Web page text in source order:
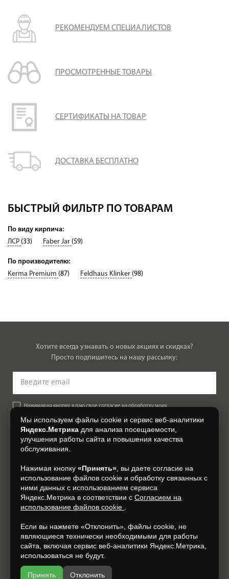
РЕКОМЕНДУЕМ СПЕЦИАЛИСТОВ
ПРОСМОТРЕННЫЕ ТОВАРЫ
СЕРТИФИКАТЫ НА ТОВАР
ДОСТАВКА БЕСПЛАТНО
БЫСТРЫЙ ФИЛЬТР ПО ТОВАРАМ
По виду кирпича:
ЛСР (33) Faber Jar (59)
По производителю:
Kerma Premium (87) Feldhaus Klinker (98)
Хотите всегда узнавать о новых акциях и скидках?
Просто подпишитесь на нашу рассылку:
Нажимая на кнопку, я даю свое согласие на обработку моих
Согласии на обработку персональных данных.
+7 (4812) 548-777
Мы используем файлы cookie и сервис веб-аналитики
Яндекс.Метрика для анализа посещаемости,
улучшения работы сайта и повышения качества
обслуживания.
Нажимая кнопку «Принять» , вы даете согласие на
использование файлов cookie и обработку связанных с
ними данных с использованием сервиса
Яндекс.Метрика в соответствии с Согласием на
использование файлов cookie
Если вы нажмете «Отклонить», файлы cookie, не
являющиеся технически необходимыми для работы
сайта, включая сервис веб-аналитики Яндекс.Метрика,
использоваться не будут.
Принять Отклонить